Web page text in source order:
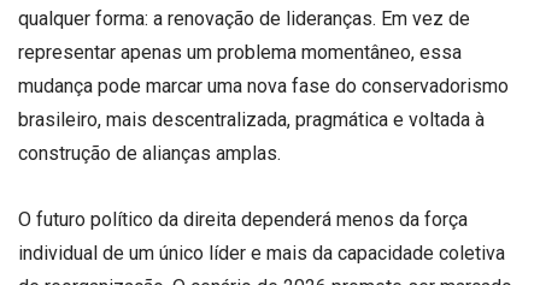
qualquer forma: a renovação de lideranças. Em vez de
representar apenas um problema momentâneo, essa
mudança pode marcar uma nova fase do conservadorismo
brasileiro, mais descentralizada, pragmática e voltada à
construção de alianças amplas.
O futuro político da direita dependerá menos da força
individual de um único líder e mais da capacidade coletiva